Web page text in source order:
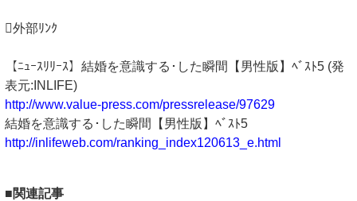
外部ﾘﾝｸ
【ﾆｭｰｽﾘﾘｰｽ】結婚を意識する･した瞬間【男性版】ﾍﾞｽﾄ5 (発
表元:INLIFE)
http://www.value-press.com/pressrelease/97629
結婚を意識する･した瞬間【男性版】ﾍﾞｽﾄ5
http://inlifeweb.com/ranking_index120613_e.html
■関連記事